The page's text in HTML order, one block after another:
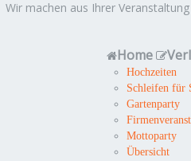
Wir machen aus Ihrer
Home
Hochzeiten
Schleifen für
Gartenparty
Mottoparty
Übersicht